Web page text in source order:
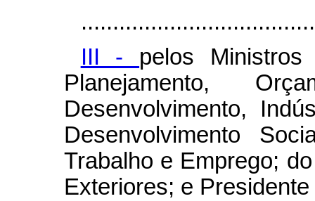
III - pelos
Planejamento,
Desenvolvimento,
Desenvolvimento
Trabalho e Emprego;
Exteriores; e